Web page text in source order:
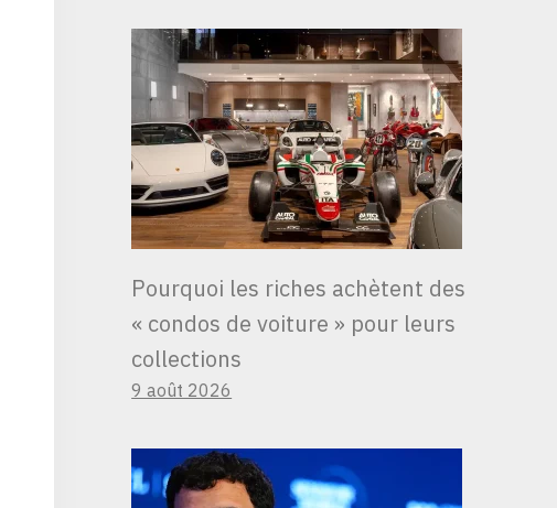
Pourquoi les riches achètent des
« condos de voiture » ​​pour leurs
collections
9 août 2026